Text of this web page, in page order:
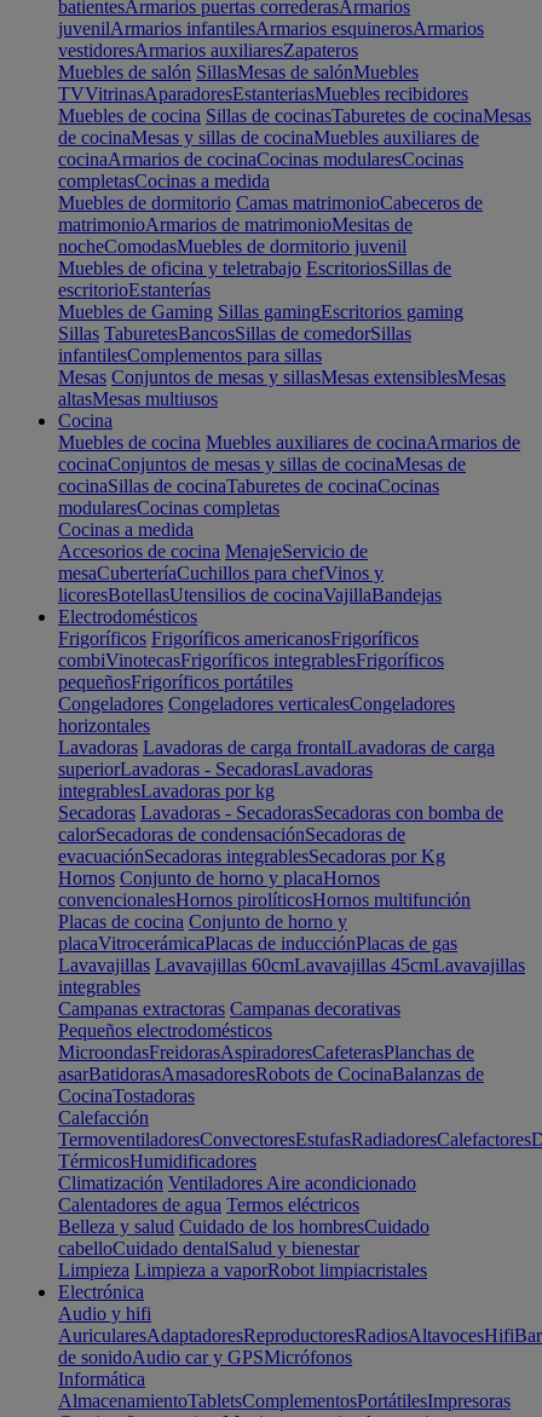
batientesArmarios puertas correderasArmarios
juvenilArmarios infantilesArmarios esquinerosArmarios
vestidoresArmarios auxiliaresZapateros
Muebles de salón SillasMesas de salónMuebles
TVVitrinasAparadoresEstanteriasMuebles recibidores
Muebles de cocina Sillas de cocinasTaburetes de cocinaMesas
de cocinaMesas y sillas de cocinaMuebles auxiliares de
cocinaArmarios de cocinaCocinas modularesCocinas
completasCocinas a medida
Muebles de dormitorio Camas matrimonioCabeceros de
matrimonioArmarios de matrimonioMesitas de
nocheComodasMuebles de dormitorio juvenil
Muebles de oficina y teletrabajo EscritoriosSillas de
escritorioEstanterías
Muebles de Gaming Sillas gamingEscritorios gaming
Sillas TaburetesBancosSillas de comedorSillas
infantilesComplementos para sillas
Mesas Conjuntos de mesas y sillasMesas extensiblesMesas
altasMesas multiusos
Cocina
Muebles de cocina Muebles auxiliares de cocinaArmarios de
cocinaConjuntos de mesas y sillas de cocinaMesas de
cocinaSillas de cocinaTaburetes de cocinaCocinas
modularesCocinas completas
Cocinas a medida
Accesorios de cocina MenajeServicio de
mesaCuberteríaCuchillos para chefVinos y
licoresBotellasUtensilios de cocinaVajillaBandejas
Electrodomésticos
Frigoríficos Frigoríficos americanosFrigoríficos
combiVinotecasFrigoríficos integrablesFrigoríficos
pequeñosFrigoríficos portátiles
Congeladores Congeladores verticalesCongeladores
horizontales
Lavadoras Lavadoras de carga frontalLavadoras de carga
superiorLavadoras - SecadorasLavadoras
integrablesLavadoras por kg
Secadoras Lavadoras - SecadorasSecadoras con bomba de
calorSecadoras de condensaciónSecadoras de
evacuaciónSecadoras integrablesSecadoras por Kg
Hornos Conjunto de horno y placaHornos
convencionalesHornos pirolíticosHornos multifunción
Placas de cocina Conjunto de horno y
placaVitrocerámicaPlacas de inducciónPlacas de gas
Lavavajillas Lavavajillas 60cmLavavajillas 45cmLavavajillas
integrables
Campanas extractoras Campanas decorativas
Pequeños electrodomésticos
MicroondasFreidorasAspiradoresCafeterasPlanchas de
asarBatidorasAmasadoresRobots de CocinaBalanzas de
CocinaTostadoras
Calefacción
TermoventiladoresConvectoresEstufasRadiadoresCalefactores
TérmicosHumidificadores
Climatización Ventiladores Aire acondicionado
Calentadores de agua Termos eléctricos
Belleza y salud Cuidado de los hombresCuidado
cabelloCuidado dentalSalud y bienestar
Limpieza Limpieza a vaporRobot limpiacristales
Electrónica
Audio y hifi
AuricularesAdaptadoresReproductoresRadiosAltavocesHifi
de sonidoAudio car y GPSMicrófonos
Informática
AlmacenamientoTabletsComplementosPortátilesImpresoras